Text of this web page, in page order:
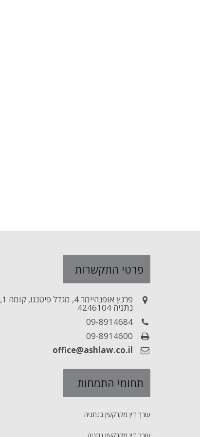
פרטי התקשרות
פרנץ אופנהיימר 4, מגדל פיטנגו, קומה 1,
נתניה 4246104
09-8914684
09-8914600
office@ashlaw.co.il
תחומי התמחות
עורך דין מקרקעין בנתניה
עורך דין מקרקעין נתניה